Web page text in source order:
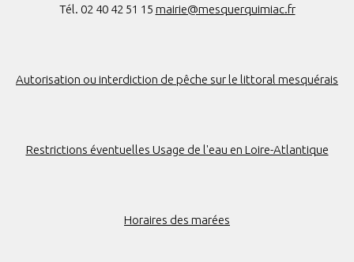
Tél. 02 40 42 51 15 mairie@mesquerquimiac.fr
Autorisation ou interdiction de pêche sur le littoral mesquérais
Restrictions éventuelles Usage de l'eau en Loire-Atlantique
Horaires des marées